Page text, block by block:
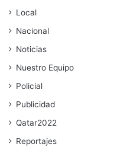
Local
Nacional
Noticias
Nuestro Equipo
Policial
Publicidad
Qatar2022
Reportajes